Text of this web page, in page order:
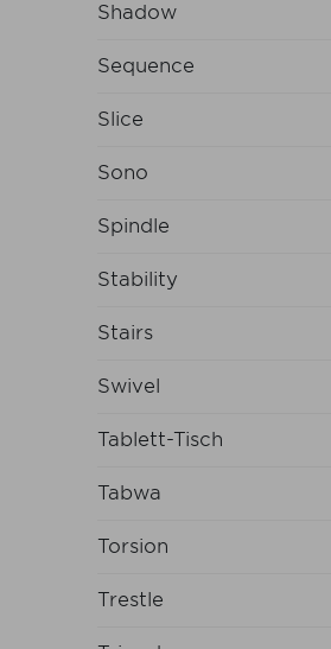
Shadow
Sequence
Slice
Sono
Spindle
Stability
Stairs
Swivel
Tablett-Tisch
Tabwa
Torsion
Trestle